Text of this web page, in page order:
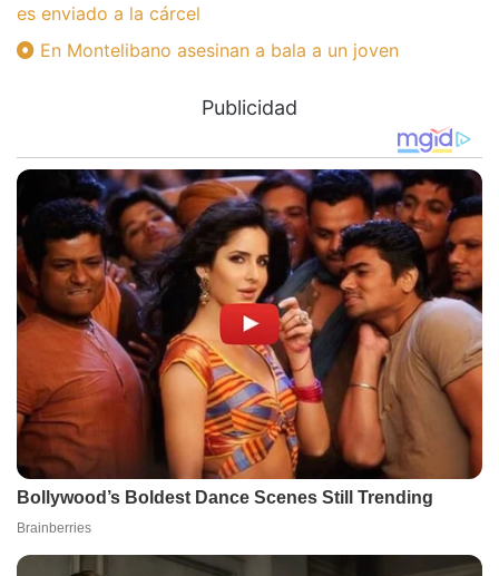
es enviado a la cárcel
En Montelibano asesinan a bala a un joven
Publicidad